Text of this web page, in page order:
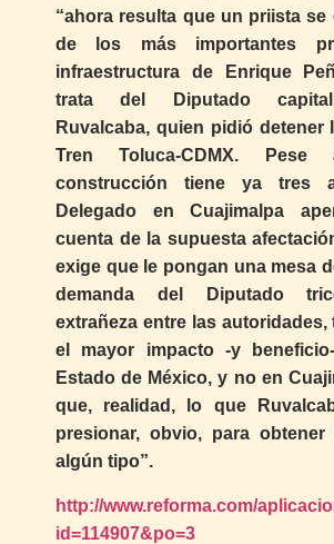
“ahora resulta que un priista se
de los más importantes
infraestructura de Enrique
trata del Diputado
Ruvalcaba, quien pidió detener
Tren Toluca-CDMX.
construcción tiene ya tres
Delegado en Cuajimalpa
cuenta de la supuesta
exige que le pongan una mesa
demanda del Diputado
extrañeza entre las autoridades,
el mayor impacto -y
Estado de México, y no en
que, realidad, lo que
presionar, obvio, para
algún tipo”.
http://www.reforma.com/
id=114907&po=3